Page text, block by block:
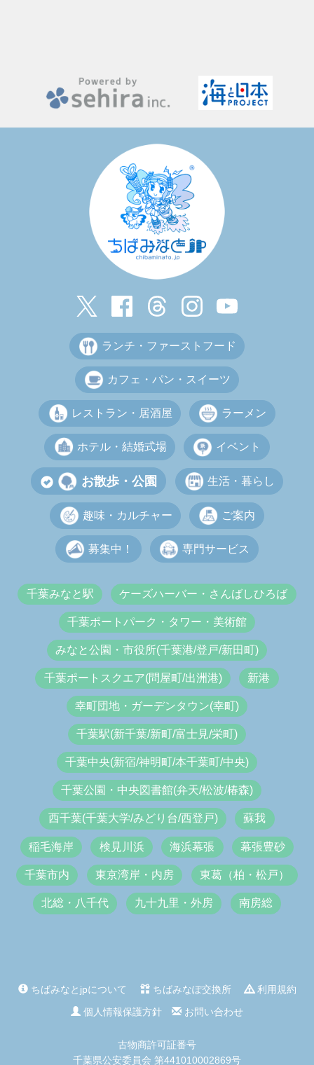
ランチ・ファーストフード
カフェ・パン・スイーツ
レストラン・居酒屋 ラーメン
ホテル・結婚式場 イベント
お散歩・公園 生活・暮らし
趣味・カルチャー ご案内
募集中！ 専門サービス
千葉みなと駅 ケーズハーバー・さんばしひろば
千葉ポートパーク・タワー・美術館
みなと公園・市役所(千葉港/登戸/新田町)
千葉ポートスクエア(問屋町/出洲港) 新港
幸町団地・ガーデンタウン(幸町)
千葉駅(新千葉/新町/富士見/栄町)
千葉中央(新宿/神明町/本千葉町/中央)
千葉公園・中央図書館(弁天/松波/椿森)
西千葉(千葉大学/みどり台/西登戸) 蘇我
稲毛海岸 検見川浜 海浜幕張 幕張豊砂
千葉市内 東京湾岸・内房 東葛（柏・松戸）
北総・八千代 九十九里・外房 南房総
ちばみなとjpについて ちばみなぽ交換所
利用規約
個人情報保護方針
お問い合わせ
古物商許可証番号
千葉県公安委員会 第441010002869号